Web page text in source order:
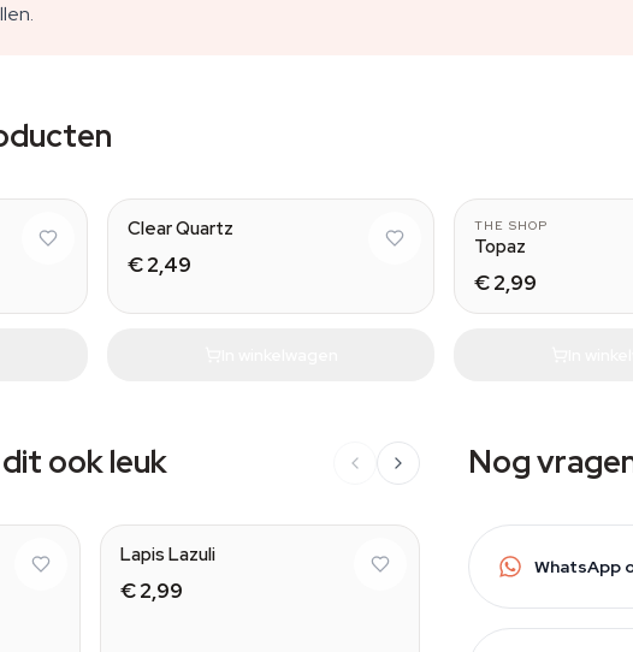
Clear Quartz
€ 2,49
THE SHOP
Topaz
€ 2,99
ook leuk
Lapis Lazuli
€ 2,99
Nog
WhatsApp